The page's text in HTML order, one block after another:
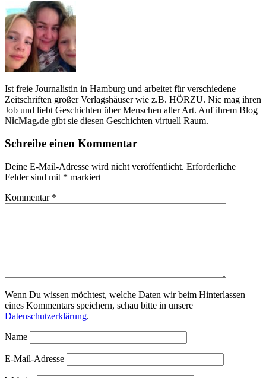
Ist freie Journalistin in Hamburg und arbeitet für verschiedene
Zeitschriften großer Verlagshäuser wie z.B. HÖRZU. Nic mag ihren
Job und liebt Geschichten über Menschen aller Art. Auf ihrem Blog
NicMag.de gibt sie diesen Geschichten virtuell Raum.
Schreibe einen Kommentar
Deine E-Mail-Adresse wird nicht veröffentlicht. Erforderliche
Felder sind mit * markiert
Kommentar *
Wenn Du wissen möchtest, welche Daten wir beim Hinterlassen
eines Kommentars speichern, schau bitte in unsere
Datenschutzerklärung.
Name
E-Mail-Adresse